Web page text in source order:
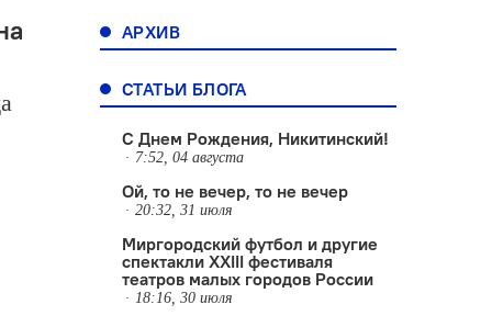
АРХИВ
СТАТЬИ БЛОГА
С Днем Рождения, Никитинский!
7:52, 04 августа
Ой, то не вечер, то не вечер
20:32, 31 июля
Миргородский футбол и другие
спектакли XXIII фестиваля
театров малых городов России
18:16, 30 июля